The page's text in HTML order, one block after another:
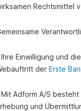
Rechtsmittel
Einwilligung und
der Erste
Adform A/S
und